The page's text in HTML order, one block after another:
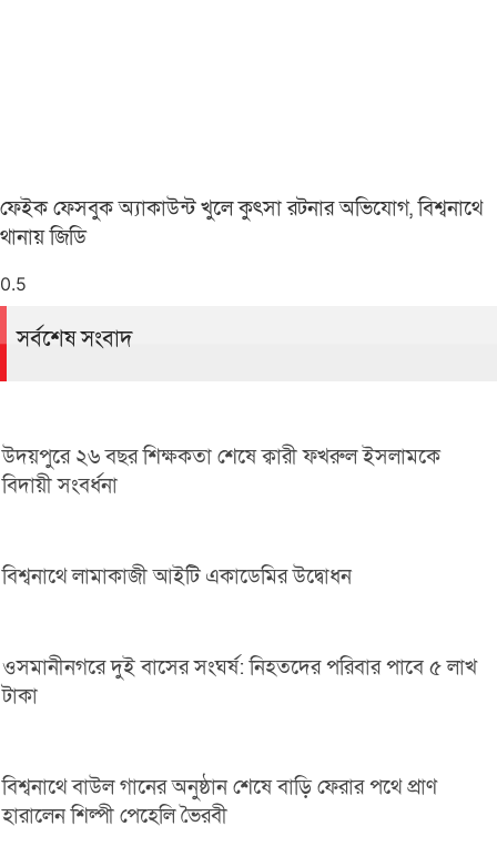
ফেইক ফেসবুক অ্যাকাউন্ট খুলে কুৎসা রটনার অভিযোগ, বিশ্বনাথে
থানায় জিডি
সর্বশেষ সংবাদ
উদয়পুরে ২৬ বছর শিক্ষকতা শেষে ক্বারী ফখরুল ইসলামকে
বিদায়ী সংবর্ধনা
বিশ্বনাথে লামাকাজী আইটি একাডেমির উদ্বোধন
ওসমানীনগরে দুই বাসের সংঘর্ষ: নিহতদের পরিবার পাবে ৫ লাখ
টাকা
বিশ্বনাথে বাউল গানের অনুষ্ঠান শেষে বাড়ি ফেরার পথে প্রাণ
হারালেন শিল্পী পেহেলি ভৈরবী